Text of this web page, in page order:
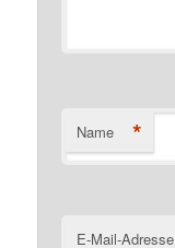
Name *
E-Mail-Adresse